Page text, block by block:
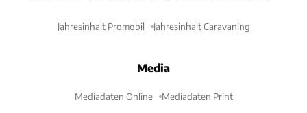
Jahresinhalt Promobil Jahresinhalt Caravaning
Media
Mediadaten Online Mediadaten Print